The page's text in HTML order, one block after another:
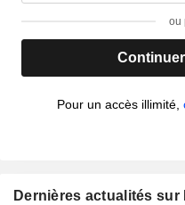
ou
Pour un accès illimité,
Dernières actualités sur